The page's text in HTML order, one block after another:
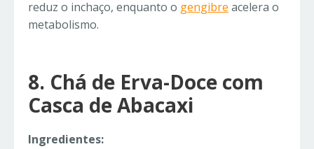
reduz o inchaço, enquanto o gengibre acelera o
metabolismo.
8. Chá de Erva-Doce com
Casca de Abacaxi
Ingredientes: